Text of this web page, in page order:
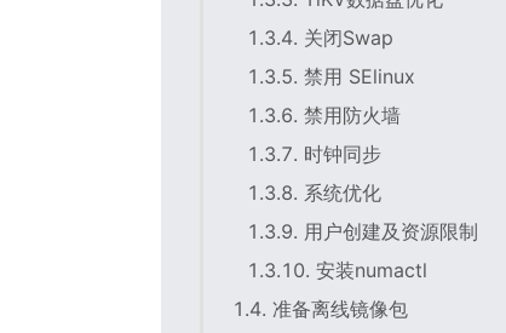
1.3.4. 关闭Swap
1.3.5. 禁用 SElinux
1.3.6. 禁用防火墙
1.3.7. 时钟同步
1.3.8. 系统优化
1.3.9. 用户创建及资源限制
1.3.10. 安装numactl
1.4. 准备离线镜像包